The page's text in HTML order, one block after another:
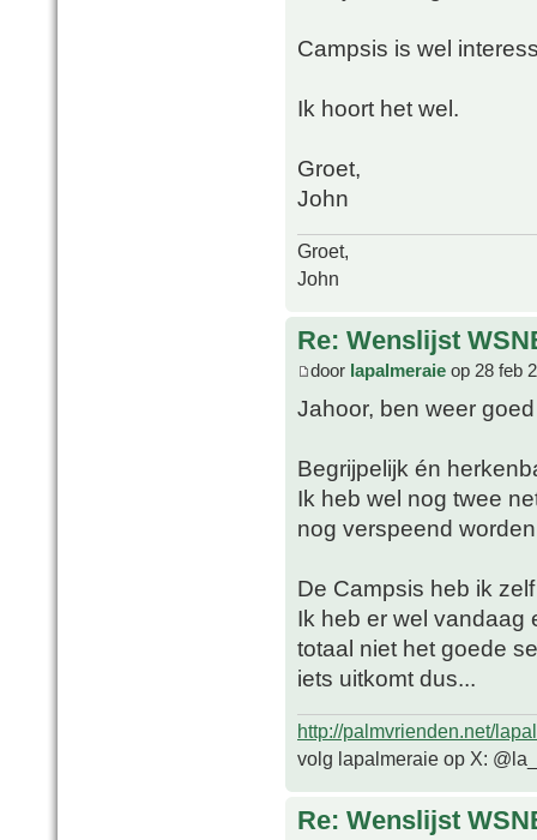
Campsis is wel
Ik hoort het wel.
Groet,
John
Groet,
John
Re: Wenslijst
door lapalmeraie op 28 feb
Jahoor, ben weer
Begrijpelijk én
Ik heb wel nog twee
nog verspeend
De Campsis heb ik
Ik heb er wel vandaag
totaal niet het goede
iets uitkomt dus...
http://palmvrienden.net/
volg lapalmeraie op X:
Re: Wenslijst